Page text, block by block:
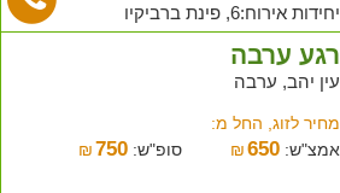
יחידות אירוח:6, פינת ברביקיו
רגע ערבה
עין יהב, ערבה
מחיר לזוג, החל מ:
אמצ"ש:
₪650 סופ"ש: ₪ 750